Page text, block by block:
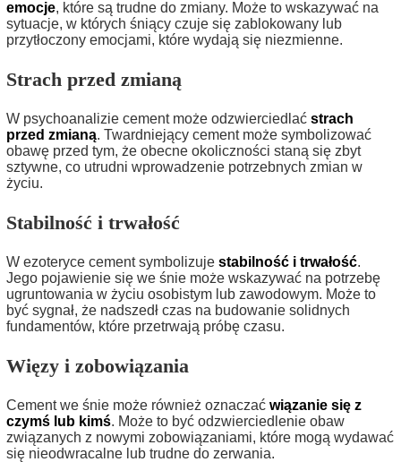
emocje, które są trudne do zmiany. Może to wskazywać na
sytuacje, w których śniący czuje się zablokowany lub
przytłoczony emocjami, które wydają się niezmienne.
Strach przed zmianą
W psychoanalizie cement może odzwierciedlać strach
przed zmianą. Twardniejący cement może symbolizować
obawę przed tym, że obecne okoliczności staną się zbyt
sztywne, co utrudni wprowadzenie potrzebnych zmian w
życiu.
Stabilność i trwałość
W ezoteryce cement symbolizuje stabilność i trwałość.
Jego pojawienie się we śnie może wskazywać na potrzebę
ugruntowania w życiu osobistym lub zawodowym. Może to
być sygnał, że nadszedł czas na budowanie solidnych
fundamentów, które przetrwają próbę czasu.
Więzy i zobowiązania
Cement we śnie może również oznaczać wiązanie się z
czymś lub kimś. Może to być odzwierciedlenie obaw
związanych z nowymi zobowiązaniami, które mogą wydawać
się nieodwracalne lub trudne do zerwania.